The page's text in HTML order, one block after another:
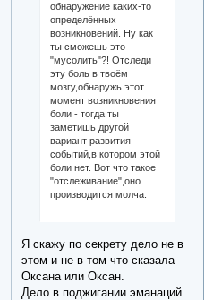
обнаружение каких-то
определённых
возникновений. Ну как
ты сможешь это
"мусолить"?! Отследи
эту боль в твоём
мозгу,обнаружь этот
момент возникновения
боли - тогда ты
заметишь другой
вариант развития
событий,в котором этой
боли нет. Вот что такое
"отслеживание",оно
производится молча.
Я скажу по секрету дело не в
этом и не в том что сказала
Оксана или Оксан.
Дело в поджигании эманаций